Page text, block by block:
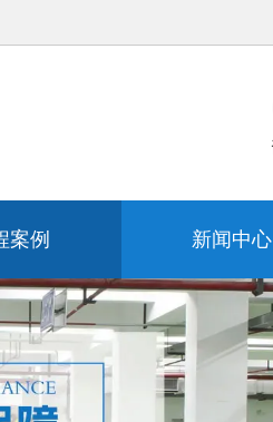
案例 新闻中心